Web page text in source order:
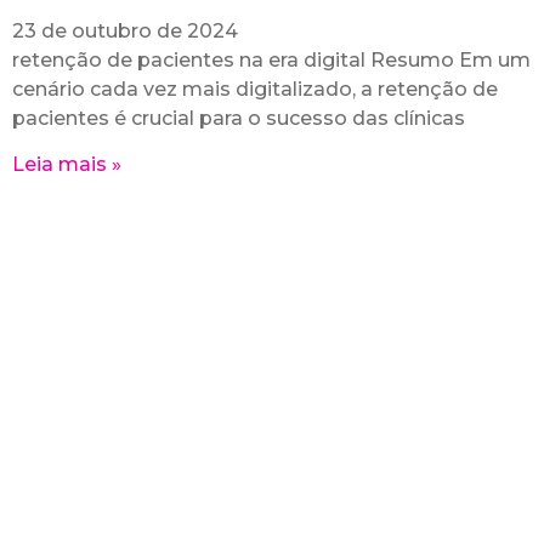
23 de outubro de 2024
retenção de pacientes na era digital Resumo Em um
cenário cada vez mais digitalizado, a retenção de
pacientes é crucial para o sucesso das clínicas
Leia mais »